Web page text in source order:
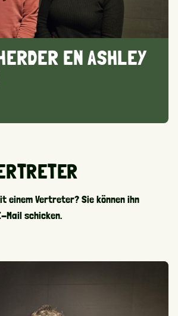
EN ASHLEY
einem Vertreter? Sie können ihn
Mail schicken.